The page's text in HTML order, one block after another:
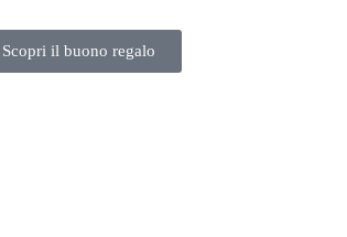
Scopri il buono regalo